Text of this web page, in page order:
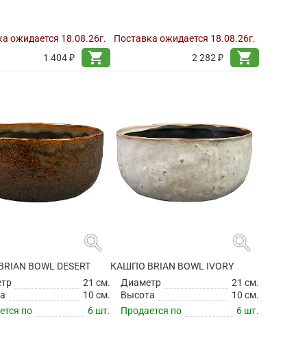
ожидается 18.08.26г.
1 404 ₽
shopping_cart
Поставка ожидается 18.08.26г.
2 282 ₽
shopping_cart
search
BOWL DESERT
21 см.
10 см.
по
6 шт.
search
КАШПО BRIAN BOWL IVORY
Диаметр
21 см.
Высота
10 см.
Продается по
6 шт.